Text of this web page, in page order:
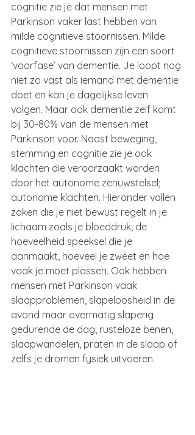
cognitie zie je dat mensen met
Parkinson vaker last hebben van
milde cognitieve stoornissen. Milde
cognitieve stoornissen zijn een soort
‘voorfase’ van dementie. Je loopt nog
niet zo vast als iemand met dementie
doet en kan je dagelijkse leven
volgen. Maar ook dementie zelf komt
bij 30-80% van de mensen met
Parkinson voor. Naast beweging,
stemming en cognitie zie je ook
klachten die veroorzaakt worden
door het autonome zenuwstelsel;
autonome klachten. Hieronder vallen
zaken die je niet bewust regelt in je
lichaam zoals je bloeddruk, de
hoeveelheid speeksel die je
aanmaakt, hoeveel je zweet en hoe
vaak je moet plassen. Ook hebben
mensen met Parkinson vaak
slaapproblemen, slapeloosheid in de
avond maar overmatig slaperig
gedurende de dag, rusteloze benen,
slaapwandelen, praten in de slaap of
zelfs je dromen fysiek uitvoeren.